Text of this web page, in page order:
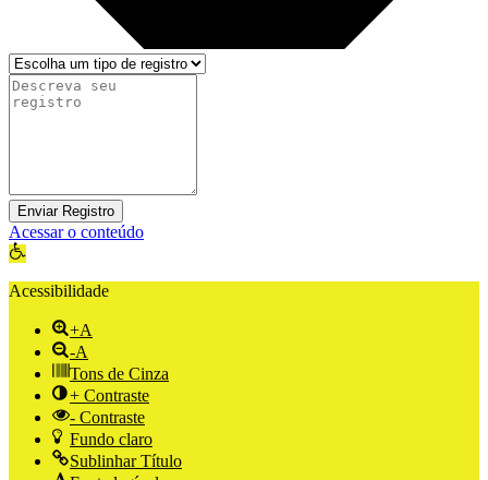
Enviar Registro
Acessar o conteúdo
Abrir a barra de ferramentas
Acessibilidade
+A
-A
Tons de Cinza
+ Contraste
- Contraste
Fundo claro
Sublinhar Título